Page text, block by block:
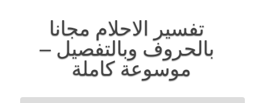
تفسير الاحلام مجانا
بالحروف وبالتفصيل –
موسوعة كاملة